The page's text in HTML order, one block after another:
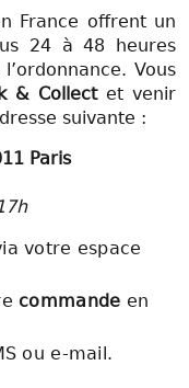
France offrent un
24 à 48 heures
Vous
& Collectet venir
suivante :
Paris
votre espace
commande en
ou e-mail.